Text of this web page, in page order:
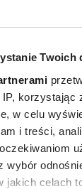
Twoich
korzystając
w celu
i treści,
wybór
jakich celach
w
system